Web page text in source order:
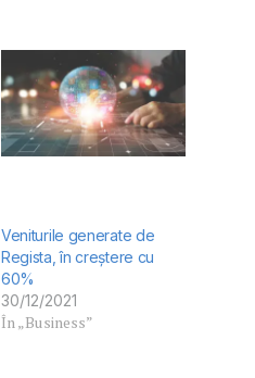
Veniturile generate de
Regista, în creștere cu
60%
30/12/2021
În „Business”